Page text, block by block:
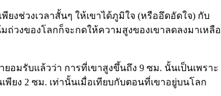
งช่วงเวลาสั้นๆ ให้เขาได้ภูมิใจ (หรืออึดอัดใจ) กับ
ถ่วงของโลกก็จะกดให้ความสูงของเขาลดลงมาเหลือ
ยอมรับแล้วว่า การที่เขาสูงขึ้นถึง 9 ซม. นั้นเป็นเพราะ
ยง 2 ซม. เท่านั้นเมื่อเทียบกับตอนที่เขาอยู่บนโลก